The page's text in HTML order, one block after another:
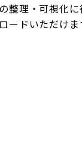
整理・可視化
ードいただけま